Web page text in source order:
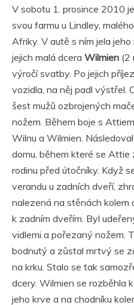
V sobotu 1. prosince 2010
svou farmu u Lindley,
Afriky. V autě s ním jela jeho
jejich malá dcera Wilmien (2
výročí svatby. Po jejich
vozidla, na něj padl výstřel.
šest mužů ozbrojených
nožem. Během boje s
Wilnu a Wilmien.
domu, během které se Attie
rodinu před útočníky. Když
verandu u zadních dveří,
nalezená na stěnách kolem
k zadním dveřím. Byl
vidlemi a pořezaný nožem.
bodnutý a zůstal mrtvý se
na krku. Stalo se tak
dcery. Wilmien se rozběhla
jeho krve a na chodníku